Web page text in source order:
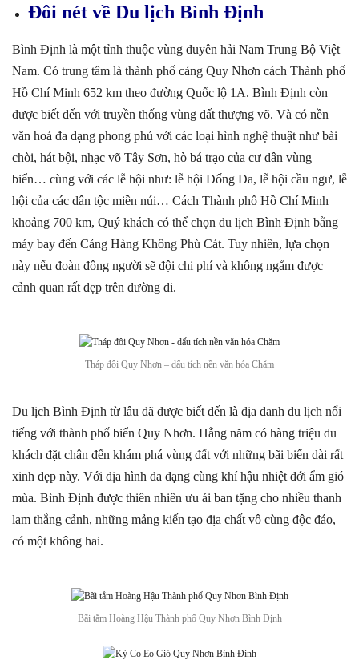
Đôi nét về Du lịch Bình Định
Bình Định là một tỉnh thuộc vùng duyên hải Nam Trung Bộ Việt
Nam. Có trung tâm là thành phố cảng Quy Nhơn cách Thành phố
Hồ Chí Minh 652 km theo đường Quốc lộ 1A. Bình Định còn
được biết đến với truyền thống vùng đất thượng võ. Và có nền
văn hoá đa dạng phong phú với các loại hình nghệ thuật như bài
chòi, hát bội, nhạc võ Tây Sơn, hò bá trạo của cư dân vùng
biển… cùng với các lễ hội như: lễ hội Đống Đa, lễ hội cầu ngư, lễ
hội của các dân tộc miền núi… Cách Thành phố Hồ Chí Minh
khoảng 700 km, Quý khách có thể chọn du lịch Bình Định bằng
máy bay đến Cảng Hàng Không Phù Cát. Tuy nhiên, lựa chọn
này nếu đoàn đông người sẽ đội chi phí và không ngắm được
cảnh quan rất đẹp trên đường đi.
Tháp đôi Quy Nhơn – dấu tích nền văn hóa Chăm
Du lịch Bình Định từ lâu đã được biết đến là địa danh du lịch nổi
tiếng với thành phố biển Quy Nhơn. Hằng năm có hàng triệu du
khách đặt chân đến khám phá vùng đất với những bãi biển dài rất
xinh đẹp này. Với địa hình đa dạng cùng khí hậu nhiệt đới ẩm gió
mùa. Bình Định được thiên nhiên ưu ái ban tặng cho nhiều thanh
lam thắng cảnh, những mảng kiến tạo địa chất vô cùng độc đáo,
có một không hai.
Bãi tắm Hoàng Hậu Thành phố Quy Nhơn Bình Định